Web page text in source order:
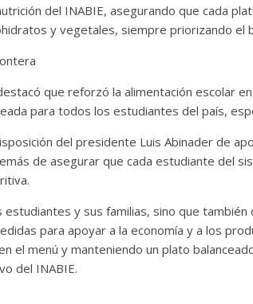
del INABIE, asegurando que cada
y vegetales, siempre priorizando el
que reforzó la alimentación escolar
para todos los estudiantes del país,
del presidente Luis Abinader de
de asegurar que cada estudiante del
estudiantes y sus familias, sino que
para apoyar a la economía y a los
el menú y manteniendo un plato
del INABIE.